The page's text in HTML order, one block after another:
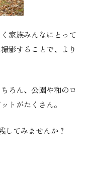
家族みんなにとって
影することで、より
ろん、公園や和のロ
トがたくさん。
してみませんか？